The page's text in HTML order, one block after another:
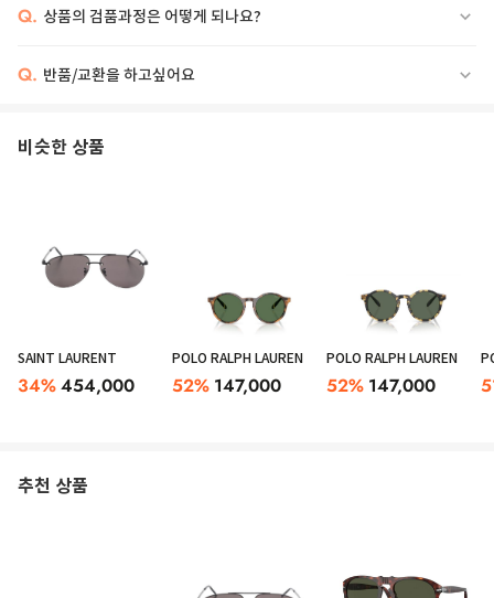
Q. 상품의 검품과정은 어떻게 되나요?
Q. 반품/교환을 하고싶어요
비슷한 상품
SAINT LAURENT
34%454,000
POLO RALPH LAUREN
52% 147,000
POLO RALPH LAUREN
52% 147,000
추천 상품